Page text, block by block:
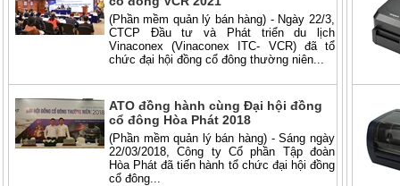
(Phần mềm quản lý bán hàng) - Ngày 22/3,
CTCP Đầu tư và Phát triển du lịch
Vinaconex (Vinaconex ITC- VCR) đã tổ
chức đại hội đồng cổ đông thường niên...
ATO đồng hành cùng Đại hội đồng
cổ đông Hòa Phát 2018
(Phần mềm quản lý bán hàng) - Sáng ngày
22/03/2018, Công ty Cổ phần Tập đoàn
Hòa Phát đã tiến hành tổ chức đại hội đồng
cổ đông...